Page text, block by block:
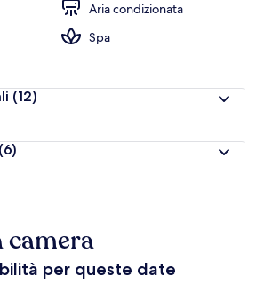
Aria condizionata
Spa
(12)
(6)
camera
per queste date